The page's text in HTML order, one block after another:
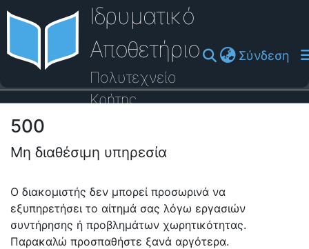
Ιδρυματικό
Αποθετήριο
Πολυτεχνείο
Κρήτης
Σύνδεση
Οδηγός Βοήθειας
500
Μη διαθέσιμη υπηρεσία
Ο διακομιστής δεν μπορεί προσωρινά να
εξυπηρετήσει το αίτημά σας λόγω εργασιών
συντήρησης ή προβλημάτων χωρητικότητας.
Παρακαλώ προσπαθήστε ξανά αργότερα.